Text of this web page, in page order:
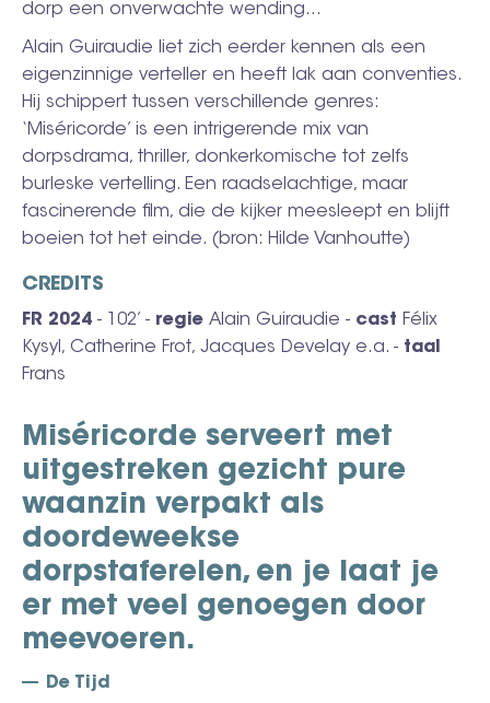
dorp een onverwachte wending...
Alain Guiraudie liet zich eerder kennen als een
eigenzinnige verteller en heeft lak aan conventies.
Hij schippert tussen verschillende genres:
‘Miséricorde’ is een intrigerende mix van
dorpsdrama, thriller, donkerkomische tot zelfs
burleske vertelling. Een raadselachtige, maar
fascinerende film, die de kijker meesleept en blijft
boeien tot het einde. (bron: Hilde Vanhoutte)
CREDITS
FR 2024 - 102’ - regie Alain Guiraudie - cast Félix
Kysyl, Catherine Frot, Jacques Develay e.a. - taal
Frans
Miséricorde serveert met
uitgestreken gezicht pure
waanzin verpakt als
doordeweekse
dorpstaferelen, en je laat je
er met veel genoegen door
meevoeren.
De Tijd